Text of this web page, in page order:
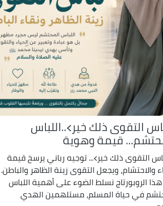
التقوى ذلك خير﴾..اللباس
قيمة وهوية
التقوى ذلك خير﴾... توجيه رباني يرسخ قيمة
والاحتشام، ويجعل التقوى زينة الظاهر والباطن.
الروبورتاج نسلط الضوء على أهمية اللباس
في حياة المسلم، مستلهمين الهدي